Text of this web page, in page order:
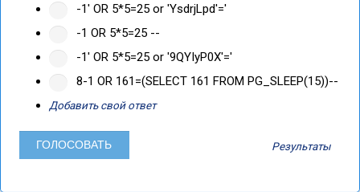
-1' OR 5*5=25 or 'YsdrjLpd'='
-1 OR 5*5=25 --
-1' OR 5*5=25 or '9QYIyP0X'='
8-1 OR 161=(SELECT 161 FROM PG_SLEEP(15))--
Добавить свой ответ
Результаты